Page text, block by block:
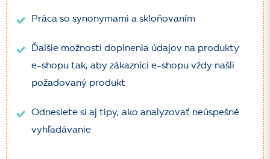
Práca so synonymami a skloňovaním
Ďalšie možnosti doplnenia údajov na produkty
e-shopu tak, aby zákazníci e-shopu vždy našli
požadovaný produkt
Odnesiete si aj tipy, ako analyzovať neúspešné
vyhľadávanie